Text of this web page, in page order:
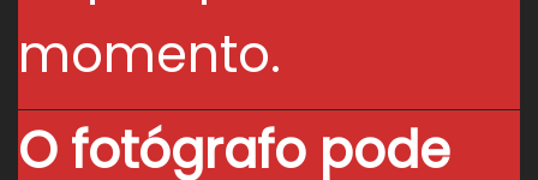
momento.
O fotógrafo pode